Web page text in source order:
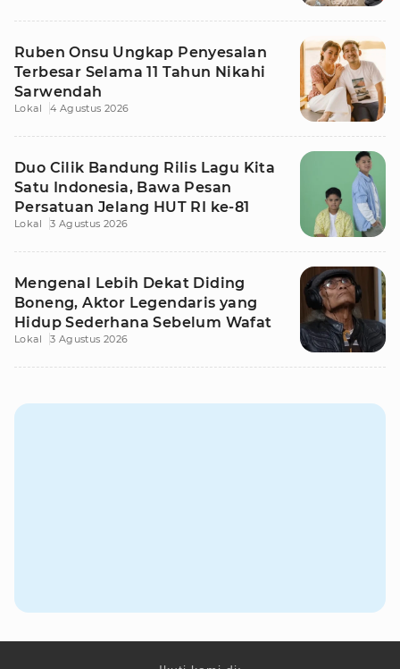
Ruben Onsu Ungkap Penyesalan
Terbesar Selama 11 Tahun Nikahi
Sarwendah
Lokal 4 Agustus 2026
Duo Cilik Bandung Rilis Lagu Kita
Satu Indonesia, Bawa Pesan
Persatuan Jelang HUT RI ke-81
Lokal 3 Agustus 2026
Mengenal Lebih Dekat Diding
Boneng, Aktor Legendaris yang
Hidup Sederhana Sebelum Wafat
Lokal 3 Agustus 2026